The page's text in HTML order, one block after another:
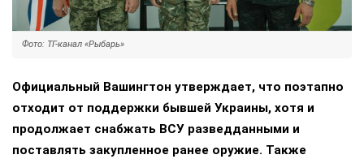
Фото: ТГ-канал «Рыбарь»
Официальный Вашингтон утверждает, что поэтапно
отходит от поддержки бывшей Украины, хотя и
продолжает снабжать ВСУ разведданными и
поставлять закупленное ранее оружие. Также